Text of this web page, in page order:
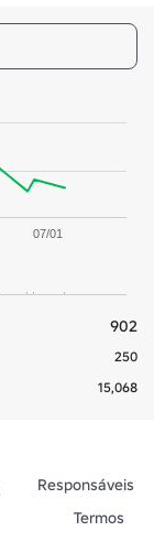
07/01
902
250
15,068
Responsáveis
Termos